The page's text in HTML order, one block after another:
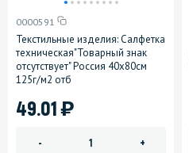
0000591
Текстильные изделия: Салфетка
техническая"Товарный знак
отсутствует" Россия 40х80см
125г/м2 отб
49.01)
- +